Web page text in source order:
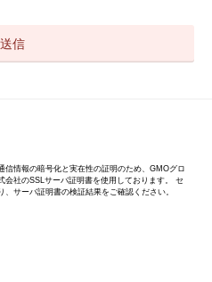
信情報の暗号化と実在性の証明のため、GMOグロ
会社のSSLサーバ証明書を使用しております。 セ
、サーバ証明書の検証結果をご確認ください。